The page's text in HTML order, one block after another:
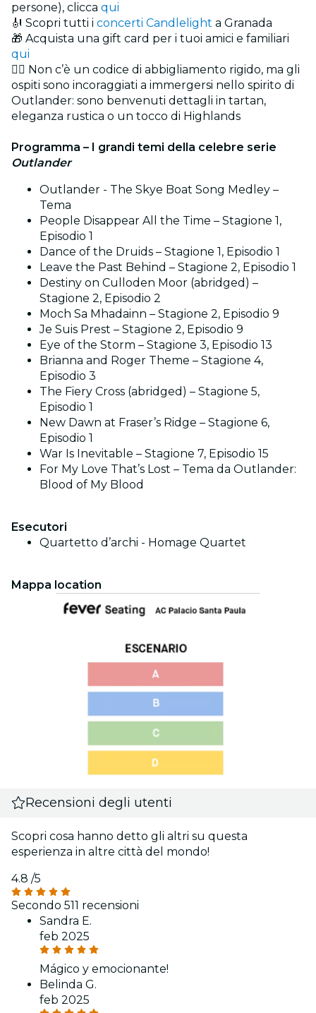
persone), clicca qui
🎻 Scopri tutti i concerti Candlelight a Granada
🎁 Acquista una gift card per i tuoi amici e familiari
qui
🏴‍☠️ Non c’è un codice di abbigliamento rigido, ma gli
ospiti sono incoraggiati a immergersi nello spirito di
Outlander: sono benvenuti dettagli in tartan,
eleganza rustica o un tocco di Highlands
Programma – I grandi temi della celebre serie
Outlander
Outlander - The Skye Boat Song Medley –
Tema
People Disappear All the Time – Stagione 1,
Episodio 1
Dance of the Druids – Stagione 1, Episodio 1
Leave the Past Behind – Stagione 2, Episodio 1
Destiny on Culloden Moor (abridged) –
Stagione 2, Episodio 2
Moch Sa Mhadainn – Stagione 2, Episodio 9
Je Suis Prest – Stagione 2, Episodio 9
Eye of the Storm – Stagione 3, Episodio 13
Brianna and Roger Theme – Stagione 4,
Episodio 3
The Fiery Cross (abridged) – Stagione 5,
Episodio 1
New Dawn at Fraser’s Ridge – Stagione 6,
Episodio 1
War Is Inevitable – Stagione 7, Episodio 15
For My Love That’s Lost – Tema da Outlander:
Blood of My Blood
Esecutori
Quartetto d’archi - Homage Quartet
Mappa location
Recensioni degli utenti
Scopri cosa hanno detto gli altri su questa
esperienza in altre città del mondo!
4.8 /5
Secondo 511 recensioni
Sandra E.
feb 2025
Mágico y emocionante!
Belinda G.
feb 2025